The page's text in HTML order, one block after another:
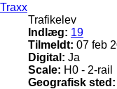
Traxx
Trafikelev
Indlæg: 19
Tilmeldt: 07 feb
Digital: Ja
Scale: H0 - 2-rail
Geografisk sted: